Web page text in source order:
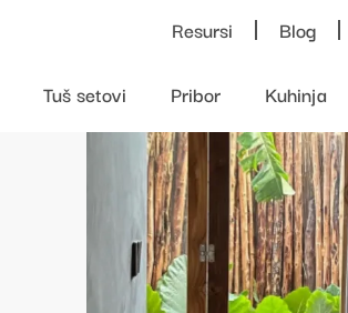
Resursi Blog
Tuš setovi Pribor Kuhinja